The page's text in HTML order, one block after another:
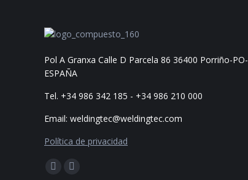
Pol A Granxa Calle D Parcela 86 36400 Porriño-PO-
ESPAÑA
Tel. +34 986 342 185 - +34 986 210 000
Email: weldingtec@weldingtec.com
Política de privacidad
Encuéntranos en:
Facebook
Website